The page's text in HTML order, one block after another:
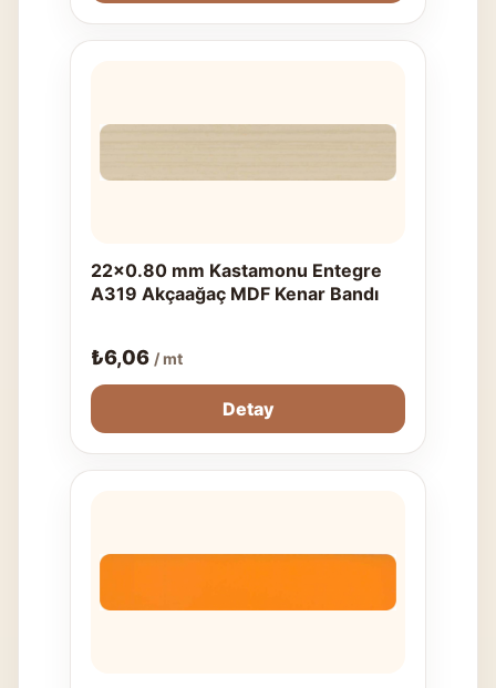
22x0.80 mm Kastamonu Entegre
A319 Akçaağaç MDF Kenar Bandı
₺6,06 / mt
Detay